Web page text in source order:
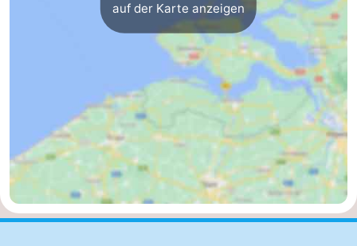
Mantelingen
Zoutelande
Natur
Walcherse
-
Dishoek
-
auf der Karte anzeigen